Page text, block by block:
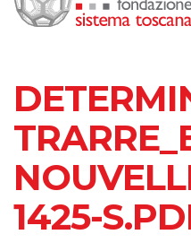
1425-